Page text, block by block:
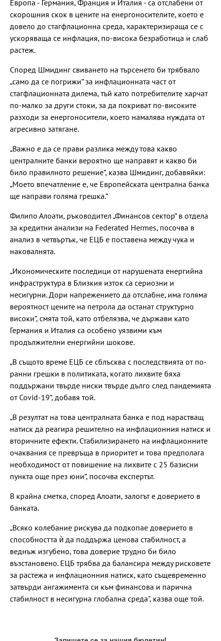
Европа - Германия, Франция и Италия - са отслабени от
скорошния скок в цените на енергоносителите, което е
довело до стагфлационна среда, характеризираща се с
ускоряваща се инфлация, по-висока безработица и слаб
растеж.
Според Шмидинг свиването на търсенето би трябвало
„само да се погрижи“ за инфлационната част от
стагфлационната дилема, тъй като потребителите харчат
по-малко за други стоки, за да покриват по-високите
разходи за енергоносители, което намалява нуждата от
агресивно затягане.
„Важно е да се прави разлика между това какво
централните банки вероятно ще направят и какво би
било правилното решение“, казва Шмидинг, добавяйки:
„Моето впечатление е, че Европейската централна банка
ще направи голяма грешка.“
Филипо Алоати, ръководител „Финансов сектор“ в отдела
за кредитни анализи на Federated Hermes, посочва в
анализ в четвъртък, че ЕЦБ е поставена между чука и
наковалнята.
„Икономическите последици от нарушената енергийна
инфраструктура в Близкия изток са сериозни и
несигурни. Дори напрежението да отслабне, има голяма
вероятност цените на петрола да останат структурно
високи“, смята той, като отбелязва, че държави като
Германия и Италия са особено уязвими към
продължителни енергийни шокове.
„В същото време ЕЦБ се сблъсква с последствията от по-
ранни грешки в политиката, когато лихвите бяха
поддържани твърде ниски твърде дълго след пандемията
от Covid-19“, добавя той.
„В резултат на това централната банка е под нарастващ
натиск да реагира решително на инфлационния натиск и
вторичните ефекти. Стабилизирането на инфлационните
очаквания се превръща в приоритет и това предполага
необходимост от повишение на лихвите с 25 базисни
пункта още през юни“, посочва експертът.
В крайна сметка, според Алоати, залогът е доверието в
банката.
„Всяко колебание рискува да подкопае доверието в
способността ѝ да поддържа ценова стабилност, а
веднъж изгубено, това доверие трудно би било
възстановено. ЕЦБ трябва да балансира между рисковете
за растежа и инфлационния натиск, като същевременно
затвърди ангажимента си към финансова и парична
стабилност в несигурна глобална среда", казва още той.